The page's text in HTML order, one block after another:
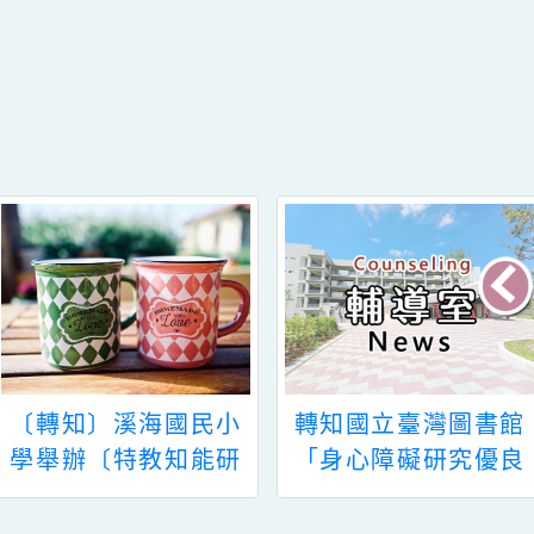
〔轉知〕溪海國民小
學舉辦〔特教知能研
習〕--鑑定安置專業
轉知國立臺灣圖書館
「身心障礙研究優良
論文獎助要點」